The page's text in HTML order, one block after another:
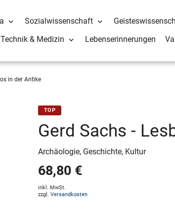
Sozialwissenschaft
& Medizin
Lebenserinnerungen
in der Antike
TOP
Gerd Sachs -
Archäologie, Geschichte, Kultur
68,80 €
inkl. MwSt.
zzgl. Versandkosten